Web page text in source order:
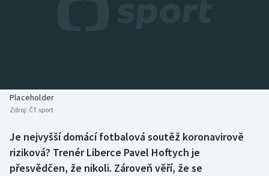
Boby a skeleton
Box
Curling
AZ kvíz
Placeholder
Zdroj: ČT sport
Je nejvyšší domácí fotbalová soutěž koronavirově
riziková? Trenér Liberce Pavel Hoftych je
přesvědčen, že nikoli. Zároveň věří, že se